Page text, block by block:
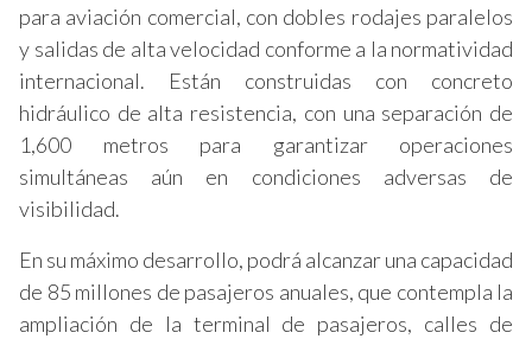
para aviación comercial, con dobles rodajes paralelos
y salidas de alta velocidad conforme a la normatividad
internacional. Están construidas con concreto
hidráulico de alta resistencia, con una separación de
1,600 metros para garantizar operaciones
simultáneas aún en condiciones adversas de
visibilidad.
En su máximo desarrollo, podrá alcanzar una capacidad
de 85 millones de pasajeros anuales, que contempla la
ampliación de la terminal de pasajeros, calles de